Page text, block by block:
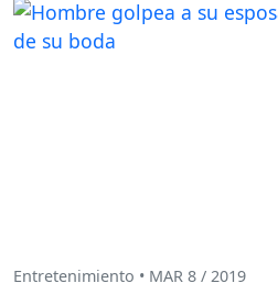
Entretenimiento • MAR 8 / 2019